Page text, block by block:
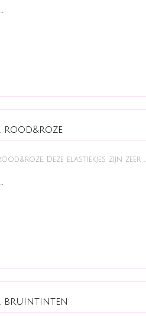
rood&roze
Deze elastiekjes zijn zeer ...
bruintinten